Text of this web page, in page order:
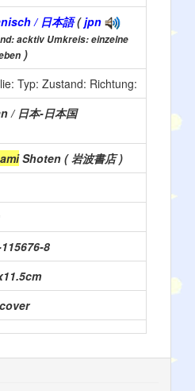
/ 日本語(jpn
acktiv Umkreis: einzelne
)
Typ: Zustand: Richtung:
/ 日本-日本国
Shoten ( 岩波書店 )
8